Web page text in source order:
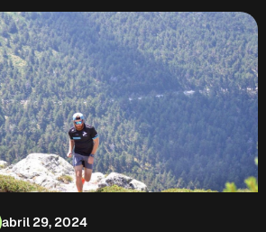
abril 29, 2024